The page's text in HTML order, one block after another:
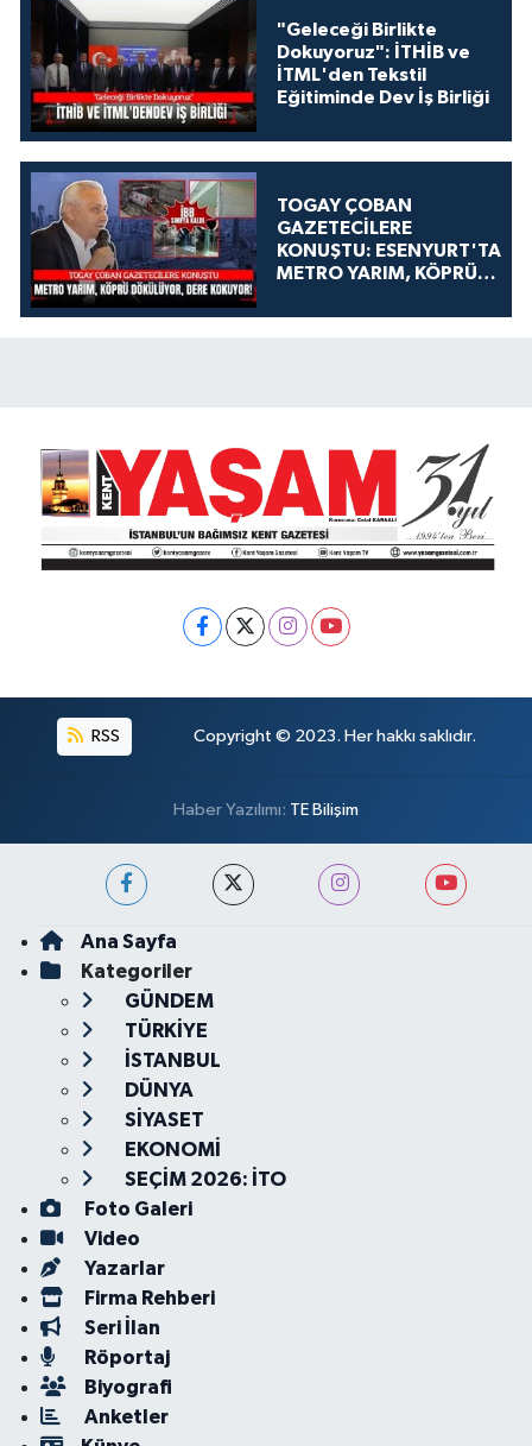
"Geleceği Birlikte
Dokuyoruz": İTHİB ve
İTML'den Tekstil
Eğitiminde Dev İş Birliği
TOGAY ÇOBAN
GAZETECİLERE
KONUŞTU: ESENYURT'TA
METRO YARIM, KÖPRÜ
KOKUYOR!
RSS Copyright © 2023. Her hakkı saklıdır.
Haber Yazılımı: TE Bilişim
Ana Sayfa
Kategoriler
GÜNDEM
TÜRKİYE
İSTANBUL
DÜNYA
SİYASET
EKONOMİ
SEÇİM 2026: İTO
Foto Galeri
Video
Yazarlar
Firma Rehberi
Seri İlan
Röportaj
Biyografi
Anketler